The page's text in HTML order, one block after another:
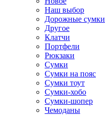
Наш выбор
Дорожные сумки
Другое
Клатчи
Портфели
Рюкзаки
Сумки
Сумки на пояс
Сумки тоут
Сумки-хобо
Сумки-шопер
Чемоданы